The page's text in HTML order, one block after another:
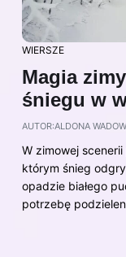
WIERSZE
Magia
śniegu w
AUTOR:ALDONA
W zimowej
którym śnieg
opadzie białego
potrzebę